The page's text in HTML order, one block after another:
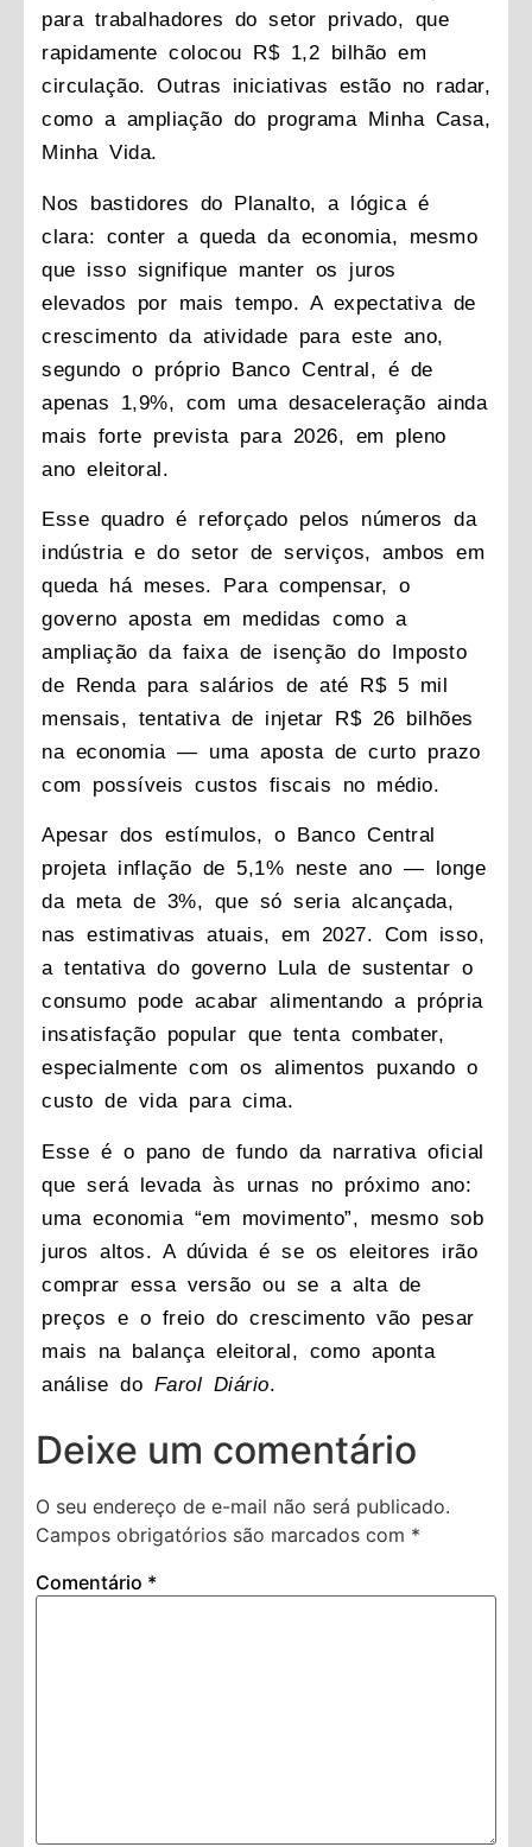
para trabalhadores do setor privado, que
rapidamente colocou R$ 1,2 bilhão em
circulação. Outras iniciativas estão no radar,
como a ampliação do programa Minha Casa,
Minha Vida.
Nos bastidores do Planalto, a lógica é
clara: conter a queda da economia, mesmo
que isso signifique manter os juros
elevados por mais tempo. A expectativa de
crescimento da atividade para este ano,
segundo o próprio Banco Central, é de
apenas 1,9%, com uma desaceleração ainda
mais forte prevista para 2026, em pleno
ano eleitoral.
Esse quadro é reforçado pelos números da
indústria e do setor de serviços, ambos em
queda há meses. Para compensar, o
governo aposta em medidas como a
ampliação da faixa de isenção do Imposto
de Renda para salários de até R$ 5 mil
mensais, tentativa de injetar R$ 26 bilhões
na economia — uma aposta de curto prazo
com possíveis custos fiscais no médio.
Apesar dos estímulos, o Banco Central
projeta inflação de 5,1% neste ano — longe
da meta de 3%, que só seria alcançada,
nas estimativas atuais, em 2027. Com isso,
a tentativa do governo Lula de sustentar o
consumo pode acabar alimentando a própria
insatisfação popular que tenta combater,
especialmente com os alimentos puxando o
custo de vida para cima.
Esse é o pano de fundo da narrativa oficial
que será levada às urnas no próximo ano:
uma economia “em movimento”, mesmo sob
juros altos. A dúvida é se os eleitores irão
comprar essa versão ou se a alta de
preços e o freio do crescimento vão pesar
mais na balança eleitoral, como aponta
análise do Farol Diário.
Deixe um comentário
O seu endereço de e-mail não será publicado.
Campos obrigatórios são marcados com *
Comentário *